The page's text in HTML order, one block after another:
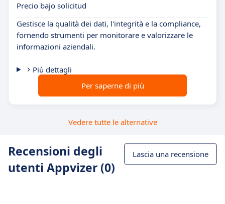
Precio bajo solicitud
Gestisce la qualità dei dati, l'integrità e la compliance,
fornendo strumenti per monitorare e valorizzare le
informazioni aziendali.
Più dettagli
Per saperne di più
Vedere tutte le alternative
Recensioni degli
utenti Appvizer (0)
Lascia una recensione